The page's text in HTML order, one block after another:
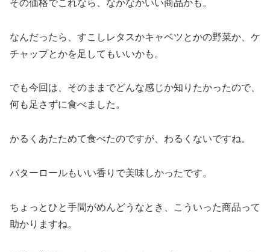
その価格でこれなら、なかなかいい商品かも。
なんだったら、すこしレタスかキャベツとかの野菜か、ケ
チャップとかを足してもいいかも。
でも今回は、そのままでどんな感じか知りたかったので、
何も足さずに食べました。
かるくあたためて食べたのですが、わるくないですね。
バターロールもいい香りで美味しかったです。
ちょっとひと手間がめんどうなとき、こういった商品って
助かりますね。